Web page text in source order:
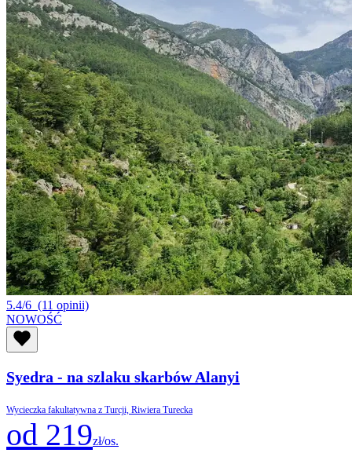
5.4/6 (11 opinii)
NOWOŚĆ
Syedra - na szlaku skarbów Alanyi
Wycieczka fakultatywna z Turcji, Riwiera Turecka
od 219zł/os.